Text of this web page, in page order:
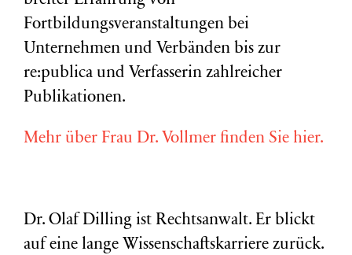
Fortbildungsveranstaltungen bei
Unternehmen und Verbänden bis zur
re:publica und Verfasserin zahlreicher
Publikationen.
Mehr über Frau Dr. Vollmer finden Sie hier.
Dr. Olaf Dilling ist Rechtsanwalt. Er blickt
auf eine lange Wissenschaftskarriere zurück.